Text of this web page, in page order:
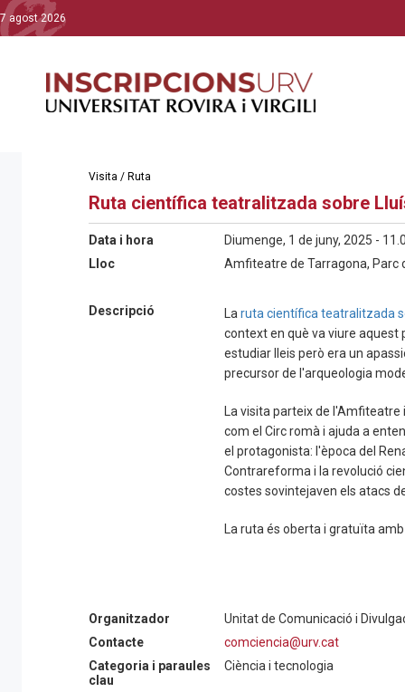
7 agost 2026
Visita / Ruta
Ruta científica teatralitzada sobre
Data i hora
Diumenge, 1 de juny, 2025 -
Lloc
Amfiteatre de Tarragona, Parc
Descripció La ruta científica teatralitzada
context en què va viure aquest
estudiar lleis però era un
precursor de l'arqueologia
La visita parteix de
com el Circ romà i ajuda a
el protagonista: l'època del
Contrareforma i la revolució
costes sovintejaven els atacs
La ruta és oberta i gratuïta
Organitzador
Unitat de Comunicació i
Contacte
comciencia@urv.cat
Categoria i paraules
clau
Ciència i tecnologia